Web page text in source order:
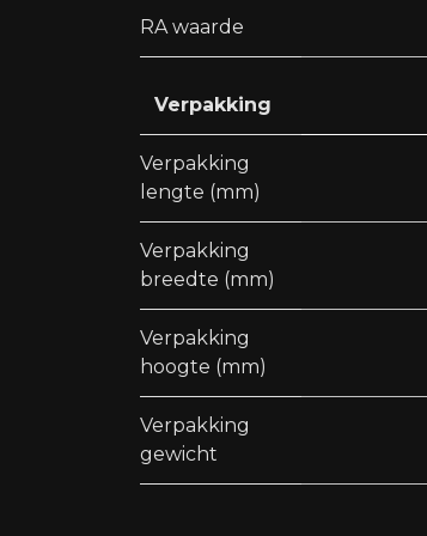
RA waarde
Verpakking
Verpakking
lengte (mm)
Verpakking
breedte (mm)
Verpakking
hoogte (mm)
Verpakking
gewicht